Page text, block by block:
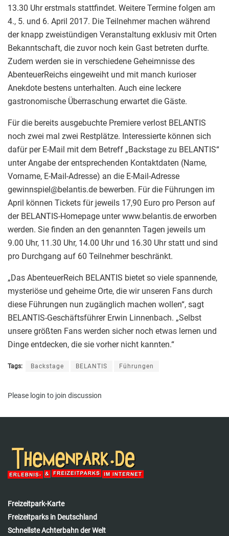
13.30 Uhr erstmals stattfindet. Weitere Termine folgen am
4., 5. und 6. April 2017. Die Teilnehmer machen während
der knapp zweistündigen Veranstaltung exklusiv mit Orten
Bekanntschaft, die zuvor noch kein Gast betreten durfte.
Zudem werden sie in verschiedene Geheimnisse des
AbenteuerReichs eingeweiht und mit manch kurioser
Anekdote bestens unterhalten. Auch eine leckere
gastronomische Überraschung erwartet die Gäste.
Für die bereits ausgebuchte Premiere verlost BELANTIS
noch zwei mal zwei Restplätze. Interessierte können sich
dafür per E-Mail mit dem Betreff „Backstage zu BELANTIS“
unter Angabe der entsprechenden Kontaktdaten (Name,
Vorname, E-Mail-Adresse) an die E-Mail-Adresse
gewinnspiel@belantis.de bewerben. Für die Führungen im
April können Tickets für jeweils 17,90 Euro pro Person auf
der BELANTIS-Homepage unter www.belantis.de erworben
werden. Sie finden an den genannten Tagen jeweils um
9.00 Uhr, 11.30 Uhr, 14.00 Uhr und 16.30 Uhr statt und sind
pro Durchgang auf 60 Teilnehmer beschränkt.
„Das AbenteuerReich BELANTIS bietet so viele spannende,
mysteriöse und geheime Orte, die wir unseren Fans durch
diese Führungen nun zugänglich machen wollen“, sagt
BELANTIS-Geschäftsführer Erwin Linnenbach. „Selbst
unsere größten Fans werden sicher noch etwas lernen und
Dinge entdecken, die sie vorher nicht kannten.“
Tags: Backstage BELANTIS Führungen
Please login to join discussion
Freizeitpark-Karte
Freizeitparks in Deutschland
Schnellste Achterbahn der Welt